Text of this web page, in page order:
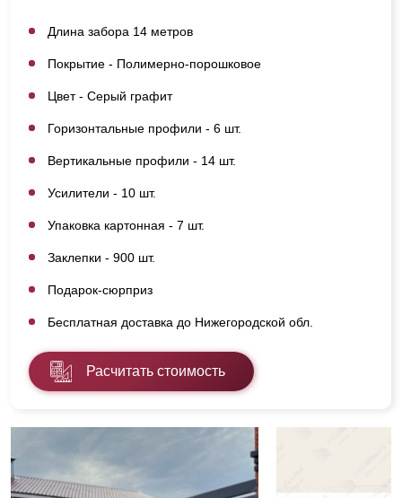
Длина забора 14 метров
Покрытие - Полимерно-порошковое
Цвет - Серый графит
Горизонтальные профили - 6 шт.
Вертикальные профили - 14 шт.
Усилители - 10 шт.
Упаковка картонная - 7 шт.
Заклепки - 900 шт.
Подарок-сюрприз
Бесплатная доставка до Нижегородской обл.
Расчитать стоимость